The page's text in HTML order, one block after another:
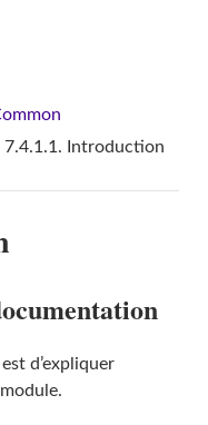
7.4.1.1. Introduction
d’expliquer